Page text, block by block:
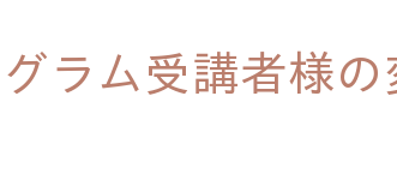
ラム受講者様